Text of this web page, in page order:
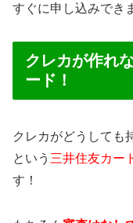
すぐに申し込みでき
クレカが作れ
ード！
クレカがどうしても
という 三井住友カー
す！